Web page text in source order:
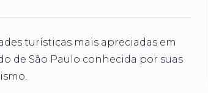
turísticas mais apreciadas em
de São Paulo conhecida por suas